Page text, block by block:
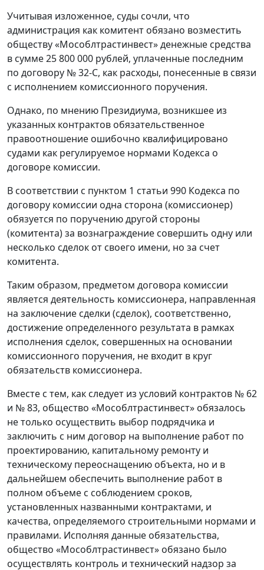
Учитывая изложенное, суды сочли, что
администрация как комитент обязано возместить
обществу «Мособлтрастинвест» денежные средства
в сумме 25 800 000 рублей, уплаченные последним
по договору № 32-С, как расходы, понесенные в связи
с исполнением комиссионного поручения.
Однако, по мнению Президиума, возникшее из
указанных контрактов обязательственное
правоотношение ошибочно квалифицировано
судами как регулируемое нормами Кодекса о
договоре комиссии.
В соответствии с пунктом 1 статьи 990 Кодекса по
договору комиссии одна сторона (комиссионер)
обязуется по поручению другой стороны
(комитента) за вознаграждение совершить одну или
несколько сделок от своего имени, но за счет
комитента.
Таким образом, предметом договора комиссии
является деятельность комиссионера, направленная
на заключение сделки (сделок), соответственно,
достижение определенного результата в рамках
исполнения сделок, совершенных на основании
комиссионного поручения, не входит в круг
обязательств комиссионера.
Вместе с тем, как следует из условий контрактов № 62
и № 83, общество «Мособлтрастинвест» обязалось
не только осуществить выбор подрядчика и
заключить с ним договор на выполнение работ по
проектированию, капитальному ремонту и
техническому переоснащению объекта, но и в
дальнейшем обеспечить выполнение работ в
полном объеме с соблюдением сроков,
установленных названными контрактами, и
качества, определяемого строительными нормами и
правилами. Исполняя данные обязательства,
общество «Мособлтрастинвест» обязано было
осуществлять контроль и технический надзор за